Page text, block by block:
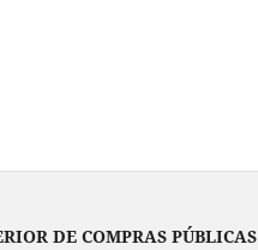
DE COMPRAS PÚBLICAS